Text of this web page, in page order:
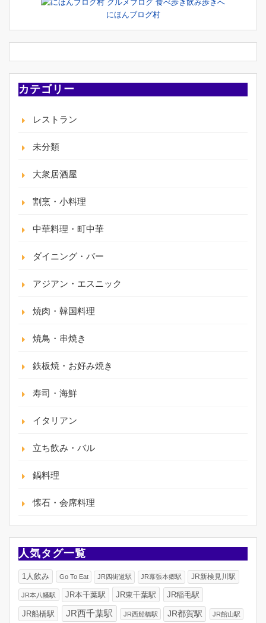
にほんブログ村
カテゴリー
レストラン
未分類
大衆居酒屋
割烹・小料理
中華料理・町中華
ダイニング・バー
アジアン・エスニック
焼肉・韓国料理
焼鳥・串焼き
鉄板焼・お好み焼き
寿司・海鮮
イタリアン
立ち飲み・バル
鍋料理
懐石・会席料理
人気タグ一覧
1人飲み Go To Eat JR四街道駅 JR幕張本郷駅 JR新検見川駅
JR本八幡駅 JR本千葉駅 JR東千葉駅 JR稲毛駅
JR船橋駅 JR西千葉駅 JR西船橋駅 JR都賀駅 JR館山駅